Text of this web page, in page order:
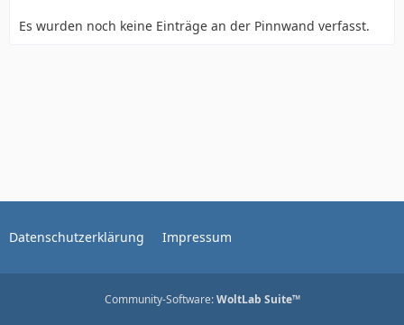
Es wurden noch keine Einträge an der Pinnwand verfasst.
Datenschutzerklärung Impressum
Community-Software:WoltLab Suite™